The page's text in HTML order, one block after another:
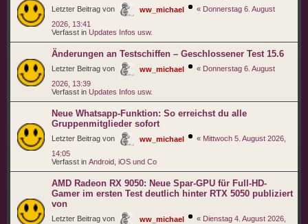
Letzter Beitrag von ww_michael « Donnerstag 6. August
2026, 13:41
Verfasst in Updates Infos usw.
Änderungen an Testschiffen – Geschlossener Test 15.6
Letzter Beitrag von ww_michael « Donnerstag 6. August
2026, 13:39
Verfasst in Updates Infos usw.
Neue Whatsapp-Funktion: So erreichst du alle
Gruppenmitglieder sofort
Letzter Beitrag von ww_michael « Mittwoch 5. August 2026,
14:05
Verfasst in Android, iOS und Co
AMD Radeon RX 9050: Neue Spar-GPU für Full-HD-
Gamer im ersten Test deutlich hinter RTX 5050 publiziert
von
Letzter Beitrag von ww_michael « Dienstag 4. August 2026,